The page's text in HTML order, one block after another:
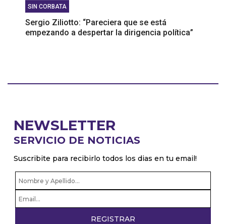
SIN CORBATA
Sergio Ziliotto: “Pareciera que se está
empezando a despertar la dirigencia política”
NEWSLETTER
SERVICIO DE NOTICIAS
Suscribite para recibirlo todos los dias en tu email!